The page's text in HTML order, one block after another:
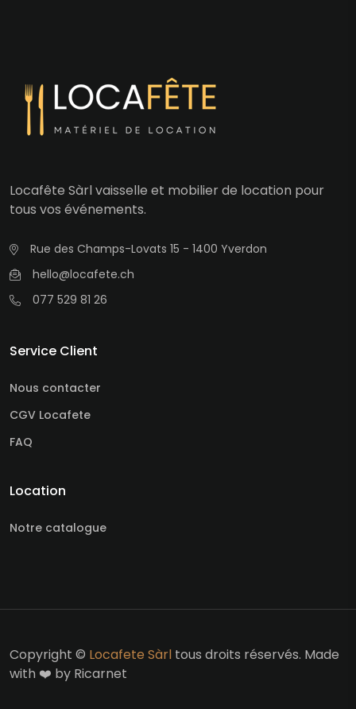
Locafête Sàrl vaisselle et mobilier de location pour
tous vos événements.
Rue des Champs-Lovats 15 - 1400 Yverdon
hello@locafete.ch
077 529 81 26
Service Client
Nous contacter
CGV Locafete
FAQ
Location
Notre catalogue
Copyright © Locafete Sàrl tous droits réservés. Made
with ❤️ by Ricarnet